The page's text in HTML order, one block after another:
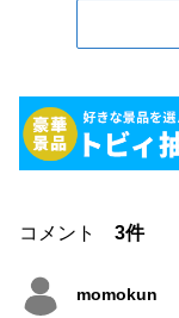
コメント 3件
momokun